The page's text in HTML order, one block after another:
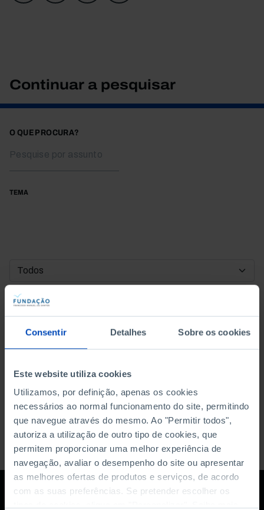
Consentir Detalhes Sobre os cookies
Este website utiliza cookies
Utilizamos, por definição, apenas os cookies
necessários ao normal funcionamento do site, permitindo
que navegue através do mesmo. Ao "Permitir todos",
autoriza a utilização de outro tipo de cookies, que
permitem proporcionar uma melhor experiência de
navegação, avaliar o desempenho do site ou apresentar
as melhores ofertas de produtos e serviços, de acordo
com as suas preferências. Se pretender escolher os
Continuar a pesquisar
O QUE PROCURA?
TEMA
DATA DE INÍCIO
DATA DE FIM